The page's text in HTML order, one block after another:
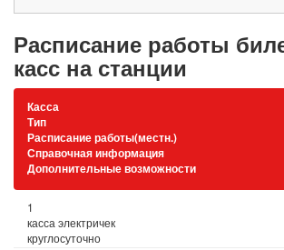
Расписание работы
касс на станции
Касса
Тип
Расписание работы(местн.)
Справочная информация
Дополнительные возможности
1
касса электричек
круглосуточно